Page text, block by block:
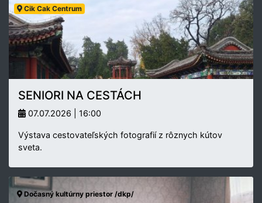
Cik Cak Centrum
SENIORI NA CESTÁCH
07.07.2026 | 16:00
Výstava cestovateľských fotografií z rôznych kútov
sveta.
Dočasný kultúrny priestor /dkp/